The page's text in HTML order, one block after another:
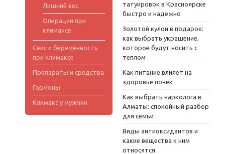
Лишний вес
Операции при
климаксе
Секс и беременность
при климаксе
Препараты и средства
Гормоны
Климакс у мужчин
татуировок в Красноярске
быстро и надежно
Золотой кулон в подарок:
как выбрать украшение,
которое будут носить с
теплом
Как питание влияет на
здоровье почек
Как выбрать нарколога в
Алматы: спокойный разбор
для семьи
Виды антиоксидантов и
какие вещества к ним
относятся